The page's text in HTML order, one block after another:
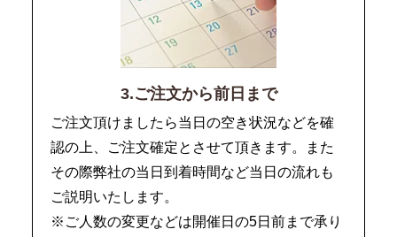
3.ご注文から前日まで
ご注文頂けましたら当日の空き状況などを確
認の上、ご注文確定とさせて頂きます。また
その際弊社の当日到着時間など当日の流れも
ご説明いたします。
※ご人数の変更などは開催日の5日前まで承り